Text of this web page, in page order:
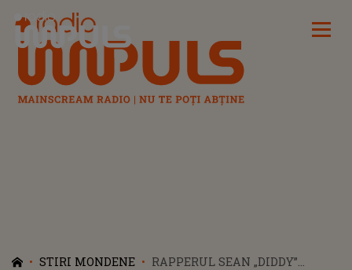
Radio Impuls
STIRI MONDENE
RAPPERUL SEAN „DIDDY”